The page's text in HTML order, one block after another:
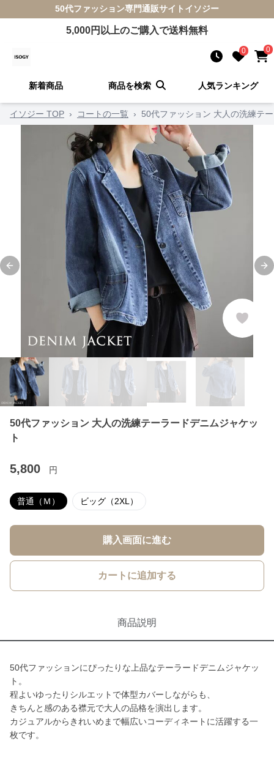
50代ファッション専門通販サイト イソジー
5,000円以上のご購入で送料無料
0 0
新着商品 商品を検索 人気ランキング
イソジー TOP › コートの一覧 › 50代ファッション 大人の洗練テ
Previous slide
50代ファッション 大人の洗練テーラードデニムジャケッ
ト
5,800 円
普通（Ｍ） ビッグ（2XL）
購入画面に進む
カートに追加する
商品説明
50代ファッションにぴったりな上品なテーラードデニムジャケッ
ト。
程よいゆったりシルエットで体型カバーしながらも、
きちんと感のある襟元で大人の品格を演出します。
カジュアルからきれいめまで幅広いコーディネートに活躍する一
枚です。